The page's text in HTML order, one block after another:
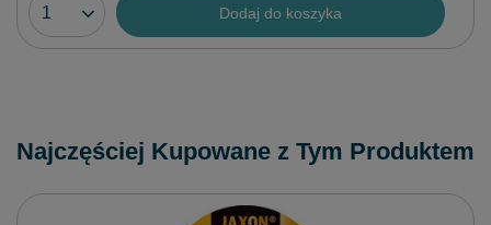
Dodaj do koszyka
Najczęściej Kupowane z Tym Produktem